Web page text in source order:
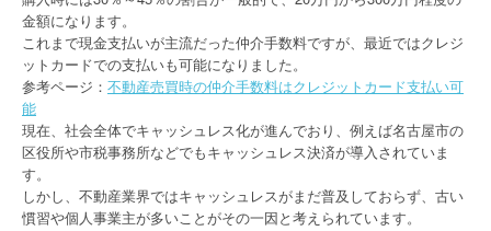
金額になります。
これまで現金支払いが主流だった仲介手数料ですが、最近ではクレジ
ットカードでの支払いも可能になりました。
参考ページ： 不動産売買時の仲介手数料はクレジットカード支払い可
能
現在、社会全体でキャッシュレス化が進んでおり、例えば名古屋市の
区役所や市税事務所などでもキャッシュレス決済が導入されていま
す。
しかし、不動産業界ではキャッシュレスがまだ普及しておらず、古い
慣習や個人事業主が多いことがその一因と考えられています。